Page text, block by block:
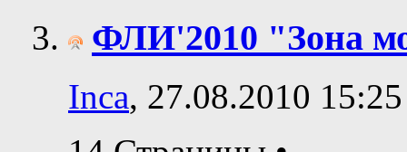
ФЛИ'2010 "Зона
Inca, 27.08.2010 15:25